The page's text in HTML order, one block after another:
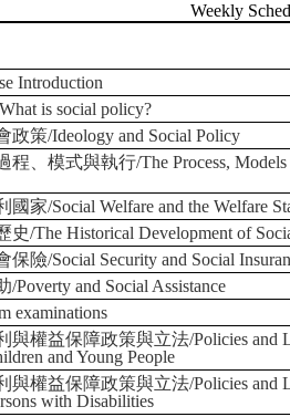
Weekly
Introduction
is social policy?
政策/Ideology and Social Policy
、模式與執行/The Process, Models
家/Social Welfare and the Welfare
/The Historical Development of
險/Social Security and Social
Poverty and Social Assistance
examinations
與權益保障政策與立法/Policies and
and Young People
權益保障政策與立法/Policies and
with Disabilities